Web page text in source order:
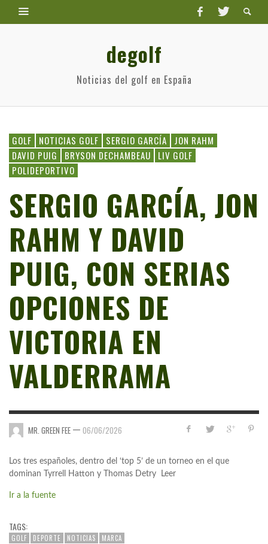
degolf
Noticias del golf en España
GOLF NOTICIAS GOLF SERGIO GARCÍA
JON RAHM
DAVID PUIG
BRYSON DECHAMBEAU
LIV GOLF
POLIDEPORTIVO
SERGIO GARCÍA, JON
RAHM Y DAVID
PUIG, CON SERIAS
OPCIONES DE
VICTORIA EN
VALDERRAMA
MR. GREEN FEE — 06/06/2026
Los tres españoles, dentro del ‘top 5’ de un torneo en el que
dominan Tyrrell Hatton y Thomas Detry Leer
Ir a la fuente
TAGS:
GOLF DEPORTE NOTICIAS MARCA